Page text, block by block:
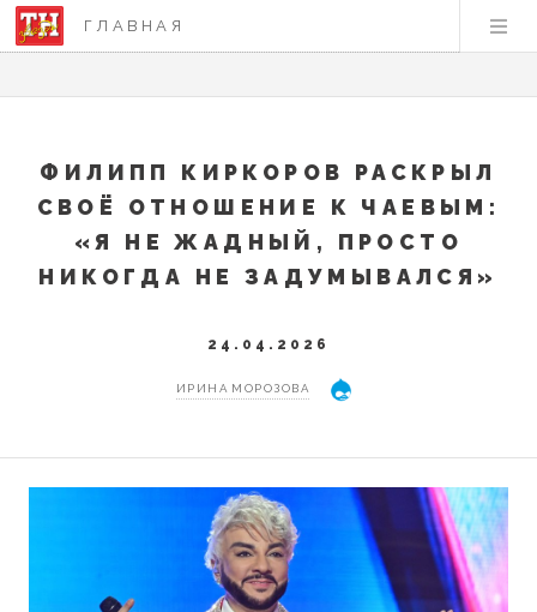
ГЛАВНАЯ
ФИЛИПП КИРКОРОВ РАСКРЫЛ
СВОЁ ОТНОШЕНИЕ К ЧАЕВЫМ:
«Я НЕ ЖАДНЫЙ, ПРОСТО
НИКОГДА НЕ ЗАДУМЫВАЛСЯ»
24.04.2026
ИРИНА МОРОЗОВА